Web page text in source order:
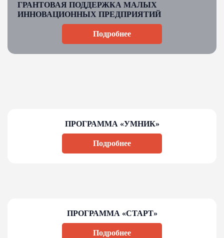
ГРАНТОВАЯ ПОДДЕРЖКА МАЛЫХ
ИННОВАЦИОННЫХ ПРЕДПРИЯТИЙ
Подробнее
ПРОГРАММА «УМНИК»
Подробнее
ПРОГРАММА «СТАРТ»
Подробнее